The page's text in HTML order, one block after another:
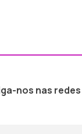
nos nas